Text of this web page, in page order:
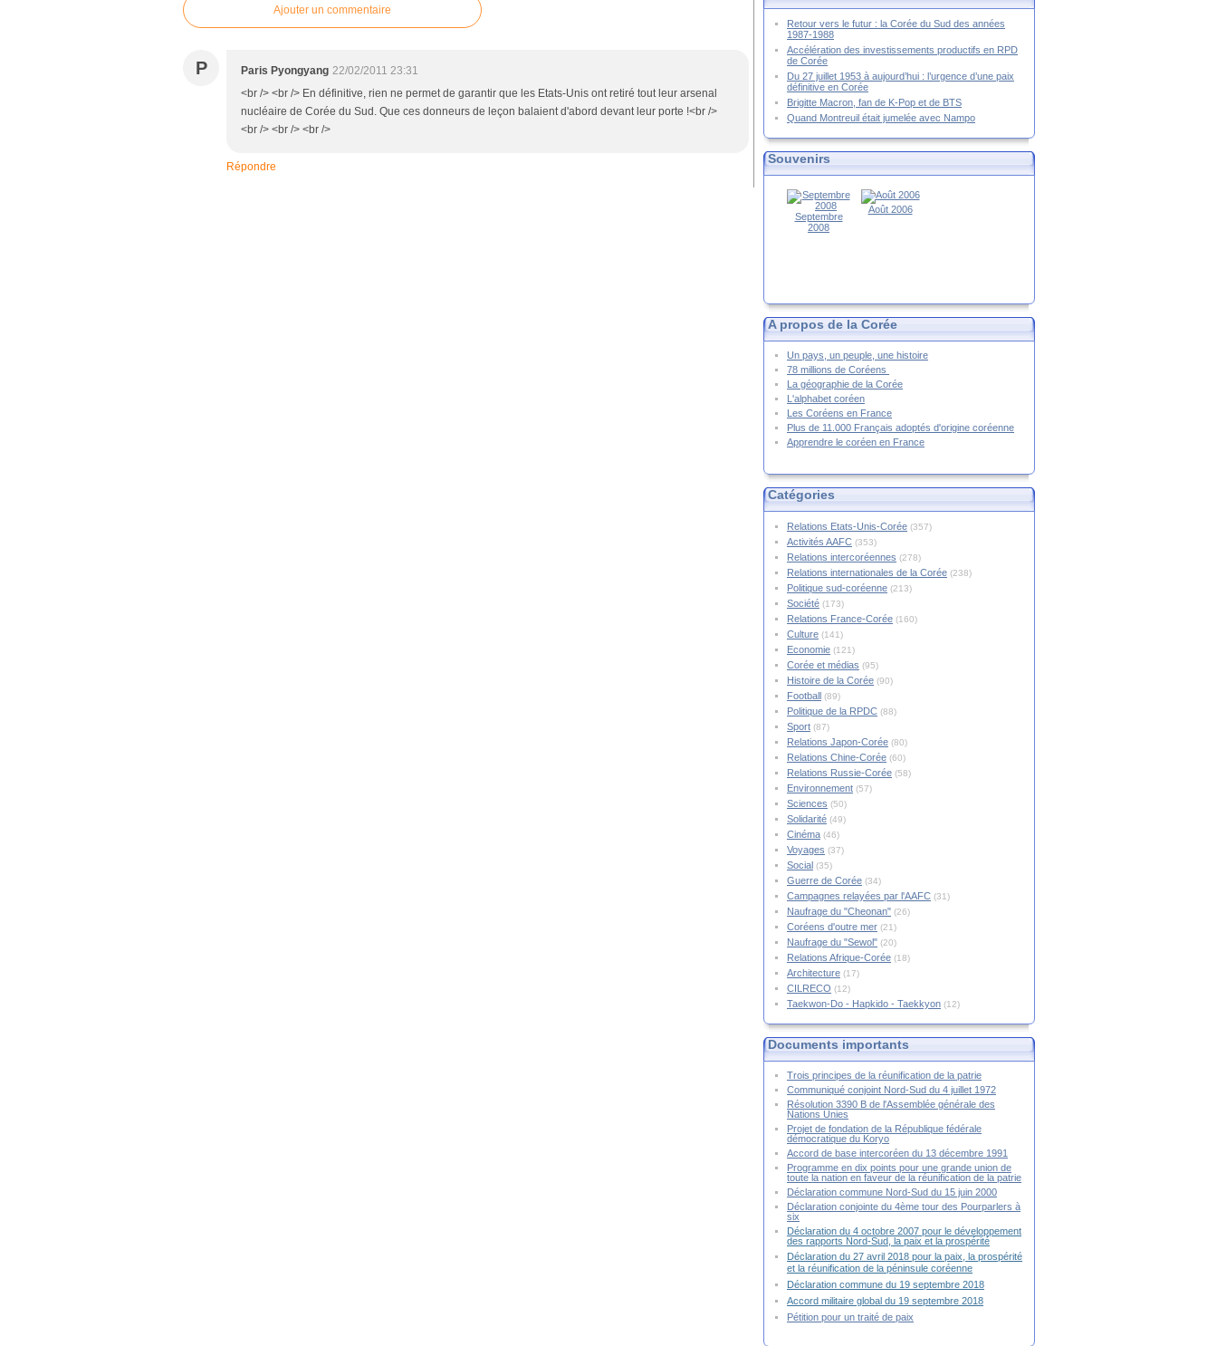
Ajouter un commentaire
P Paris Pyongyang 22/02/2011 23:31
<br /> <br /> En définitive, rien ne permet de garantir que les Etats-Unis ont retiré tout leur arsenal
nucléaire de Corée du Sud. Que ces donneurs de leçon balaient d'abord devant leur porte !<br />
<br /> <br /> <br />
Répondre
Retour vers le futur : la Corée du Sud des années
1987-1988
Accélération des investissements productifs en RPD
de Corée
Du 27 juillet 1953 à aujourd’hui : l’urgence d’une paix
définitive en Corée
Brigitte Macron, fan de K-Pop et de BTS
Quand Montreuil était jumelée avec Nampo
Souvenirs
Septembre
2008
Août 2006
A propos de la Corée
Un pays, un peuple, une histoire
78 millions de Coréens
La géographie de la Corée
L'alphabet coréen
Les Coréens en France
Plus de 11.000 Français adoptés d'origine coréenne
Apprendre le coréen en France
Catégories
Relations Etats-Unis-Corée (357)
Activités AAFC (353)
Relations intercoréennes (278)
Relations internationales de la Corée (238)
Politique sud-coréenne (213)
Société (173)
Relations France-Corée (160)
Culture (141)
Economie (121)
Corée et médias (95)
Histoire de la Corée (90)
Football (89)
Politique de la RPDC (88)
Sport (87)
Relations Japon-Corée (80)
Relations Chine-Corée (60)
Relations Russie-Corée (58)
Environnement (57)
Sciences (50)
Solidarité (49)
Cinéma (46)
Voyages (37)
Social (35)
Guerre de Corée (34)
Campagnes relayées par l'AAFC (31)
Naufrage du "Cheonan" (26)
Coréens d'outre mer (21)
Naufrage du "Sewol" (20)
Relations Afrique-Corée (18)
Architecture (17)
CILRECO (12)
Taekwon-Do - Hapkido - Taekkyon (12)
Documents importants
Trois principes de la réunification de la patrie
Communiqué conjoint Nord-Sud du 4 juillet 1972
Résolution 3390 B de l'Assemblée générale des
Nations Unies
Projet de fondation de la République fédérale
démocratique du Koryo
Accord de base intercoréen du 13 décembre 1991
Programme en dix points pour une grande union de
toute la nation en faveur de la réunification de la patrie
Déclaration commune Nord-Sud du 15 juin 2000
Déclaration conjointe du 4ème tour des Pourparlers à
six
Déclaration du 4 octobre 2007 pour le développement
des rapports Nord-Sud, la paix et la prospérité
Déclaration du 27 avril 2018 pour la paix, la prospérité
et la réunification de la péninsule coréenne
Déclaration commune du 19 septembre 2018
Accord militaire global du 19 septembre 2018
Pétition pour un traité de paix